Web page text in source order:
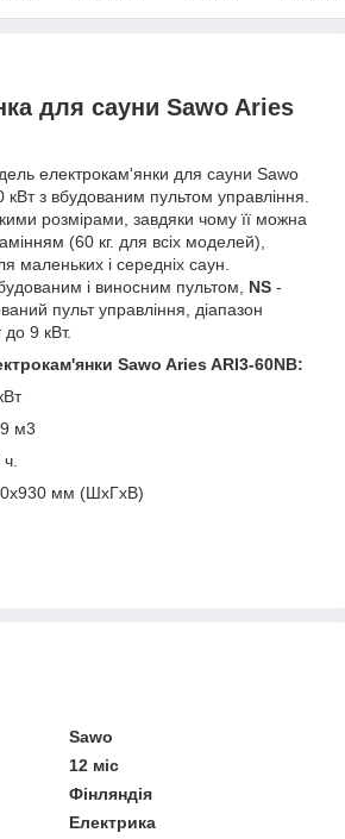
для сауни Sawo Aries
електрокам'янки для сауни Sawo
з вбудованим пультом управління.
розмірами, завдяки чому її можна
(60 кг. для всіх моделей),
маленьких і середніх саун.
і виносним пультом, NS -
пульт управління, діапазон
до 9 кВт.
Sawo Aries ARI3-60NB:
м3
ч.
мм (ШхГхВ)
Sawo
12 міс
Фінляндія
Електрика